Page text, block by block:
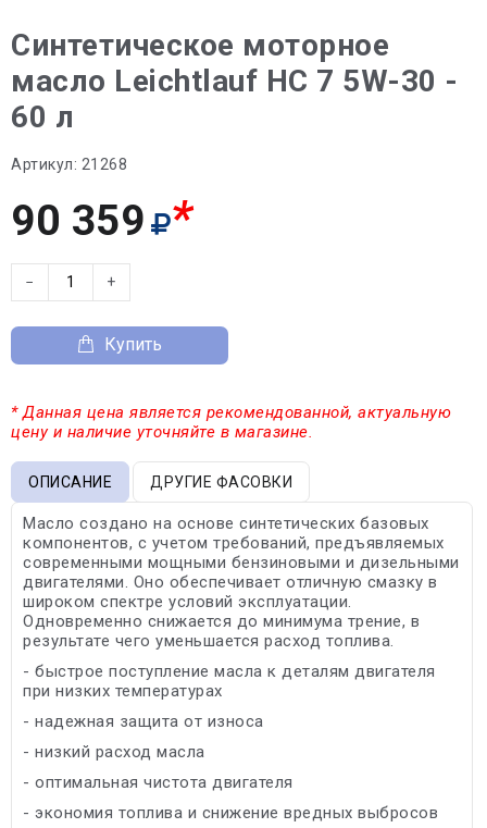
Синтетическое моторное
масло Leichtlauf HC 7 5W-30 -
60 л
Артикул: 21268
90 359 *
− +
Купить
* Данная цена является рекомендованной, актуальную
цену и наличие уточняйте в магазине.
ОПИСАНИЕ ДРУГИЕ ФАСОВКИ
Масло создано на основе синтетических базовых
компонентов, с учетом требований, предъявляемых
современными мощными бензиновыми и дизельными
двигателями. Оно обеспечивает отличную смазку в
широком спектре условий эксплуатации.
Одновременно снижается до минимума трение, в
результате чего уменьшается расход топлива.
- быстрое поступление масла к деталям двигателя
при низких температурах
- надежная защита от износа
- низкий расход масла
- оптимальная чистота двигателя
- экономия топлива и снижение вредных выбросов